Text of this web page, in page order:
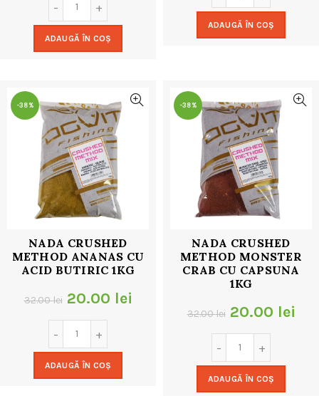
a
fost:
ADAUGĂ ÎN COȘ
a
fost:
ADAUGĂ ÎN COȘ
-38%
NADA CRUSHED
METHOD ANANAS CU
ACID BUTIRIC 1KG
32.00lei Prețul
inițial
a
fost:
20.00 lei
ADAUGĂ ÎN COȘ
-38%
NADA CRUSHED
METHOD MONSTER
CRAB CU CAPSUNA
1KG
32.00lei Prețul
inițial
a
fost:
20.00 lei
ADAUGĂ ÎN COȘ